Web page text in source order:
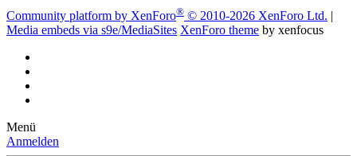
Community platform by XenForo® © 2010-2026 XenForo Ltd. |
Media embeds via s9e/MediaSites XenForo theme by xenfocus
Menü
Anmelden